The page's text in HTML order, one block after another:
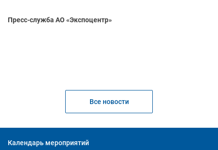
Пресс-служба АО «Экспоцентр»
Все новости
Календарь мероприятий